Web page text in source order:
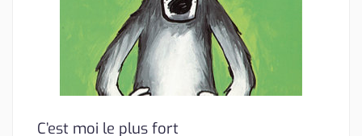
C’est moi le plus fort